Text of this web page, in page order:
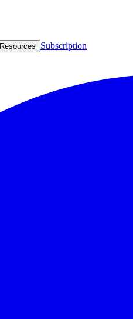
Resources Subscription